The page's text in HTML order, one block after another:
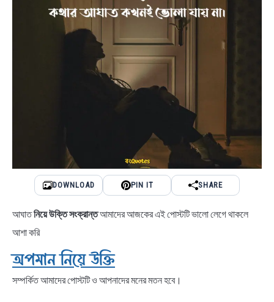
DOWNLOAD PIN IT SHARE
আঘাতনিয়ে উক্তি সংক্রান্তআমাদের আজকের এই পোস্টটি ভালো লেগে থাকলে
আশা করি
অপমান নিয়ে উক্তি
সম্পর্কিত আমাদের পোস্টটি ও আপনাদের মনের মতন হবে।